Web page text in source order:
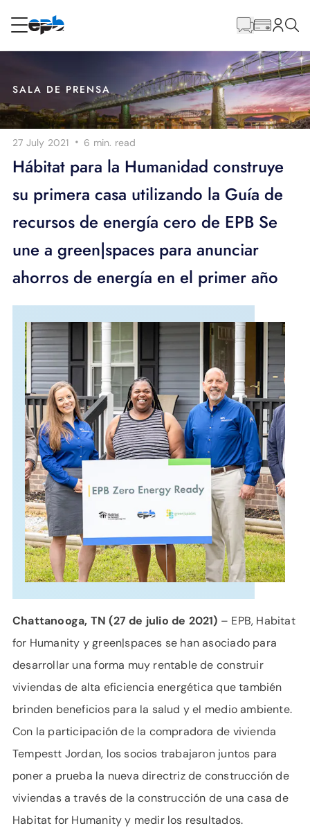
Internet
Energía
Televisión
IDIOMA
principal
SALA DE PRENSA
27 July 2021 · 6 min. read
Hábitat para la Humanidad construye
su primera casa utilizando la Guía de
recursos de energía cero de EPB Se
une a green|spaces para anunciar
ahorros de energía en el primer año
Chattanooga, TN (27 de julio de 2021) – EPB, Habitat
for Humanity y green|spaces se han asociado para
desarrollar una forma muy rentable de construir
viviendas de alta eficiencia energética que también
brinden beneficios para la salud y el medio ambiente.
Con la participación de la compradora de vivienda
Tempestt Jordan, los socios trabajaron juntos para
poner a prueba la nueva directriz de construcción de
viviendas a través de la construcción de una casa de
Habitat for Humanity y medir los resultados.